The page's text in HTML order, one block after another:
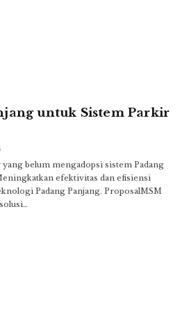
untuk Sistem Parkir
belum mengadopsi sistem Padang
efektivitas dan efisiensi
Padang Panjang. ProposalMSM